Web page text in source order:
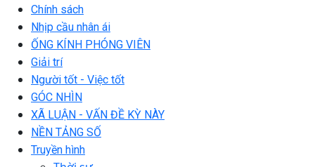
Chính sách
Nhịp cầu nhân ái
ỐNG KÍNH PHÓNG VIÊN
Giải trí
Người tốt - Việc tốt
GÓC NHÌN
XÃ LUẬN - VẤN ĐỀ KỲ NÀY
NỀN TẢNG SỐ
Truyền hình